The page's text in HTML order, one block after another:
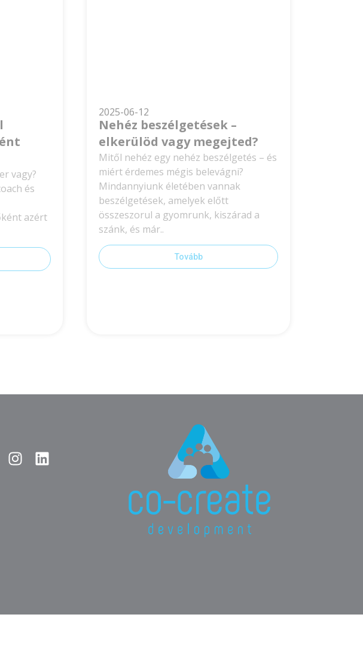
vagy?
és
azért
2025-06-12
Nehéz beszélgetések –
elkerülöd vagy megejted?
Mitől nehéz egy nehéz beszélgetés – és
miért érdemes mégis belevágni?
Mindannyiunk életében vannak
beszélgetések, amelyek előtt
összeszorul a gyomrunk, kiszárad a
szánk, és már..
Tovább
a
2025-05-07
A fejlődés kötéltánca: Miért
volna, hogy egy nap én is kötéltáncolni